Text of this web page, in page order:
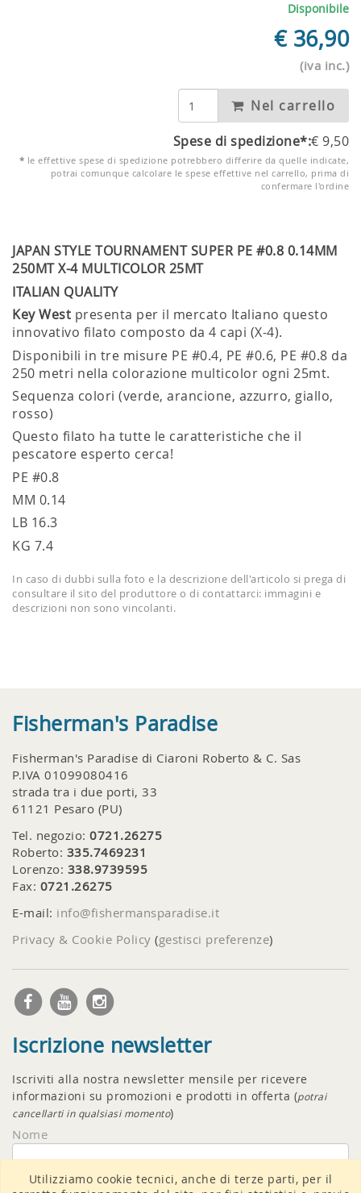
Disponibile
€ 36,90
(iva inc.)
Nel carrello
Spese di spedizione*:€ 9,50
* le effettive spese di spedizione potrebbero differire da quelle indicate,
potrai comunque calcolare le spese effettive nel carrello, prima di
confermare l'ordine
JAPAN STYLE TOURNAMENT SUPER PE #0.8 0.14MM
250MT X-4 MULTICOLOR 25MT
ITALIAN QUALITY
Key West presenta per il mercato Italiano questo
innovativo filato composto da 4 capi (X-4).
Disponibili in tre misure PE #0.4, PE #0.6, PE #0.8 da
250 metri nella colorazione multicolor ogni 25mt.
Sequenza colori (verde, arancione, azzurro, giallo,
rosso)
Questo filato ha tutte le caratteristiche che il
pescatore esperto cerca!
PE #0.8
MM 0.14
LB 16.3
KG 7.4
In caso di dubbi sulla foto e la descrizione dell'articolo si prega di
consultare il sito del produttore o di contattarci: immagini e
descrizioni non sono vincolanti.
Fisherman's Paradise
Fisherman's Paradise di Ciaroni Roberto & C. Sas
P.IVA 01099080416
strada tra i due porti, 33
61121 Pesaro (PU)
Tel. negozio: 0721.26275
Roberto: 335.7469231
Lorenzo: 338.9739595
Fax: 0721.26275
E-mail: info@fishermansparadise.it
Privacy & Cookie Policy (gestisci preferenze)
Iscrizione newsletter
Iscriviti alla nostra newsletter mensile per ricevere
informazioni su promozioni e prodotti in offerta (potrai
cancellarti in qualsiasi momento)
Nome
Utilizziamo cookie tecnici, anche di terze parti, per il